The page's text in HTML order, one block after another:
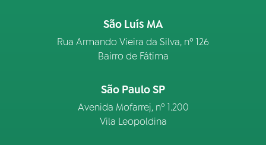
São Luís MA
Rua Armando Vieira da Silva, nº 126
Bairro de Fátima
São Paulo SP
Avenida Mofarrej, nº 1.200
Vila Leopoldina